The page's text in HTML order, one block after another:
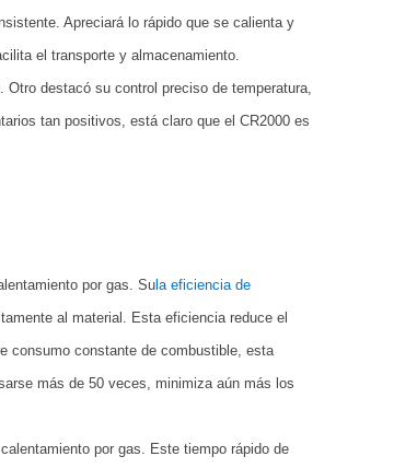
Apreciará lo rápido que se calienta y
el transporte y almacenamiento.
destacó su control preciso de temperatura,
tan positivos, está claro que el CR2000 es
por gas. Sulaeficiencia de
al material. Esta eficiencia reduce el
consumo constante de combustible, esta
más de 50 veces, minimiza aún más los
por gas. Este tiempo rápido de